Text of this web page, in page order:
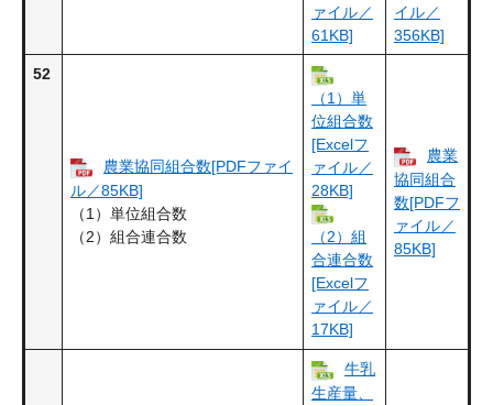
ァイル／
61KB]
イル／
356KB]
52
農業協同組合数[PDFファイ
ル／85KB]
（1）単位組合数
（2）組合連合数
（1）単
位組合数
[Excelフ
ァイル／
28KB]
（2）組
合連合数
[Excelフ
ァイル／
17KB]
農業
協同組合
数[PDFフ
ァイル／
85KB]
牛乳
生産量、